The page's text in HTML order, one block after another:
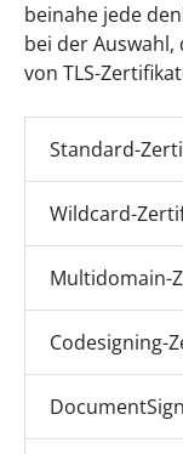
beinahe jede
bei der
von TLS-
Standard-
Wildcard-
Multidomain-
Codesigning-